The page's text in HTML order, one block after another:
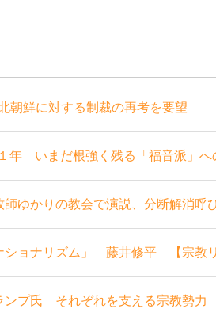
鮮に対する制裁の再考を要望
年 いまだ根強く残る「福音派」へ
ゆかりの教会で演説、分断解消呼
ショナリズム」 藤井修平 【宗教リ
プ氏 それぞれを支える宗教勢力